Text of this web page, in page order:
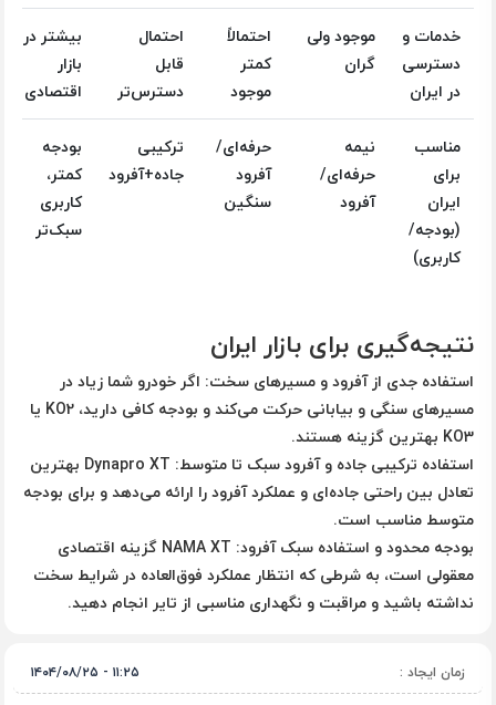
خدمات و
دسترسی
در ایران
موجود ولی
گران
احتمالاً
کمتر
موجود
احتمال
قابل
دسترس‌تر
بیشتر در
بازار
اقتصادی
مناسب
برای
ایران
(بودجه/
کاربری)
نیمه
حرفه‌ای/
آفرود
حرفه‌ای/
آفرود
سنگین
ترکیبی
جاده+آفرود
بودجه
کمتر،
کاربری
سبک‌تر
نتیجه‌گیری برای بازار ایران
استفاده جدی از آفرود و مسیرهای سخت: اگر خودرو شما زیاد در
مسیرهای سنگی و بیابانی حرکت می‌کند و بودجه کافی دارید، KO2 یا
KO3 بهترین گزینه هستند.
استفاده ترکیبی جاده و آفرود سبک تا متوسط:
Dynapro XT بهترین
تعادل بین راحتی جاده‌ای و عملکرد آفرود را ارائه می‌دهد و برای بودجه
متوسط مناسب است.
بودجه محدود و استفاده سبک آفرود:
NAMA XT گزینه اقتصادی
معقولی است، به شرطی که انتظار عملکرد فوق‌العاده در شرایط سخت
نداشته باشید و مراقبت و نگهداری مناسبی از تایر انجام دهید.
زمان ایجاد :
۱۱:۲۵ - ۱۴۰۴/۰۸/۲۵